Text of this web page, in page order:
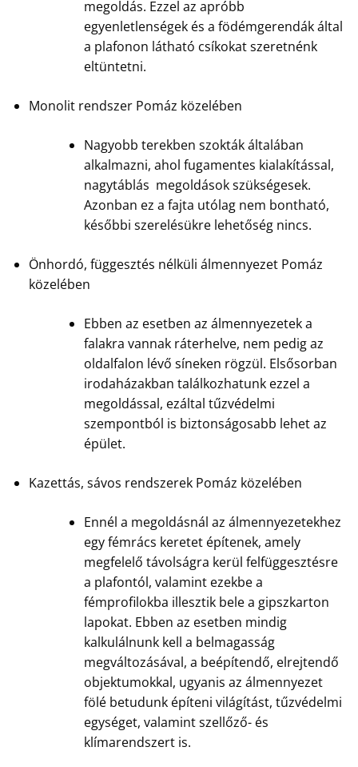
megoldás. Ezzel az apróbb
egyenletlenségek és a födémgerendák által
a plafonon látható csíkokat szeretnénk
eltüntetni.
Monolit rendszer Pomáz közelében
Nagyobb terekben szokták általában
alkalmazni, ahol fugamentes kialakítással,
nagytáblás megoldások szükségesek.
Azonban ez a fajta utólag nem bontható,
későbbi szerelésükre lehetőség nincs.
Önhordó, függesztés nélküli álmennyezet Pomáz
közelében
Ebben az esetben az álmennyezetek a
falakra vannak ráterhelve, nem pedig az
oldalfalon lévő síneken rögzül. Elsősorban
irodaházakban találkozhatunk ezzel a
megoldással, ezáltal tűzvédelmi
szempontból is biztonságosabb lehet az
épület.
Kazettás, sávos rendszerek Pomáz közelében
Ennél a megoldásnál az álmennyezetekhez
egy fémrács keretet építenek, amely
megfelelő távolságra kerül felfüggesztésre
a plafontól, valamint ezekbe a
fémprofilokba illesztik bele a gipszkarton
lapokat. Ebben az esetben mindig
kalkulálnunk kell a belmagasság
megváltozásával, a beépítendő, elrejtendő
objektumokkal, ugyanis az álmennyezet
fölé betudunk építeni világítást, tűzvédelmi
egységet, valamint szellőző- és
klímarendszert is.